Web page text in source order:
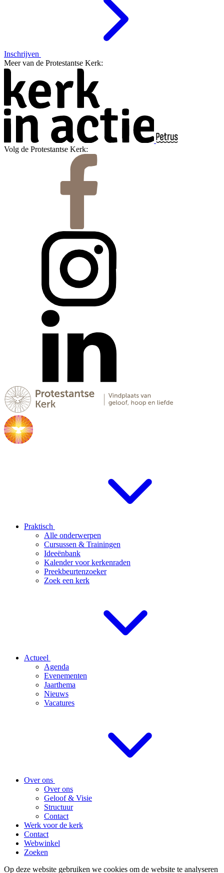
Inschrijven
Meer van de Protestantse Kerk:
Volg de Protestantse Kerk:
Praktisch
Alle onderwerpen
Cursussen & Trainingen
Ideeënbank
Kalender voor kerkenraden
Preekbeurtenzoeker
Zoek een kerk
Actueel
Agenda
Evenementen
Jaarthema
Nieuws
Vacatures
Over ons
Over ons
Geloof & Visie
Structuur
Contact
Werk voor de kerk
Contact
Webwinkel
Zoeken
Op deze website gebruiken we cookies om de website te analyseren